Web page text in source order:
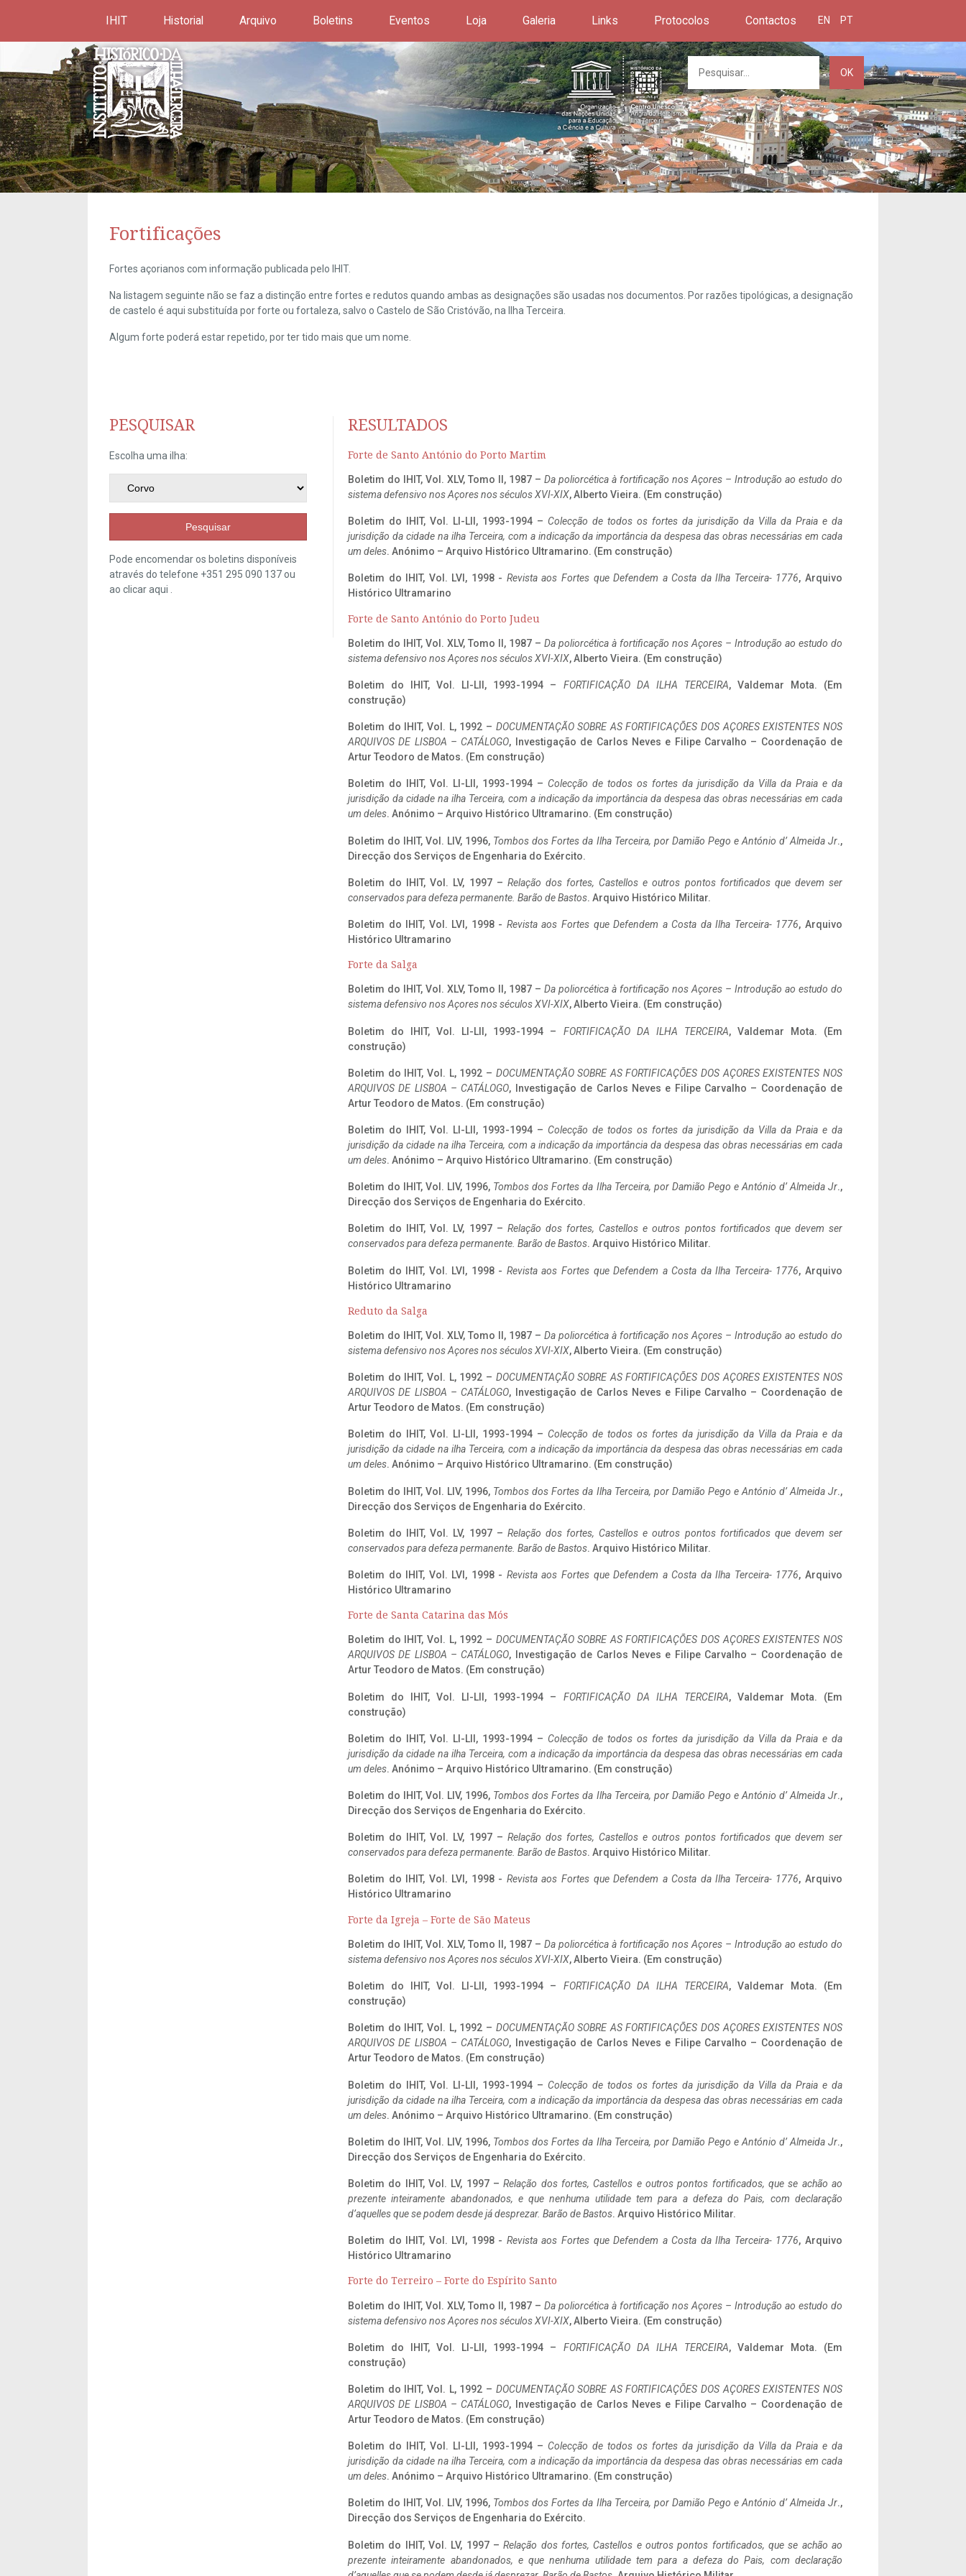
IHIT Historial Arquivo Boletins Eventos Loja Galeria Links Protocolos Contactos EN PT
OK
Fortificações
Fortes açorianos com informação publicada pelo IHIT.
Na listagem seguinte não se faz a distinção entre fortes e redutos quando ambas as designações são usadas nos documentos. Por razões tipológicas, a designação
de castelo é aqui substituída por forte ou fortaleza, salvo o Castelo de São Cristóvão, na Ilha Terceira.
Algum forte poderá estar repetido, por ter tido mais que um nome.
PESQUISAR
Escolha uma ilha:
Pesquisar
Pode encomendar os boletins disponíveis
através do telefone +351 295 090 137 ou
ao clicaraqui
RESULTADOS
Forte de Santo António do Porto Martim
Boletim do IHIT, Vol. XLV, Tomo II, 1987 – Da poliorcética à fortificação nos Açores – Introdução ao estudo do
sistema defensivo nos Açores nos séculos XVI-XIX, Alberto Vieira. (Em construção)
Boletim do IHIT, Vol. LI-LII, 1993-1994 – Colecção de todos os fortes da jurisdição da Villa da Praia e da
jurisdição da cidade na ilha Terceira, com a indicação da importância da despesa das obras necessárias em cada
um deles. Anónimo – Arquivo Histórico Ultramarino. (Em construção)
Boletim do IHIT, Vol. LVI, 1998 - Revista aos Fortes que Defendem a Costa da Ilha Terceira- 1776, Arquivo
Histórico Ultramarino
Forte de Santo António do Porto Judeu
Boletim do IHIT, Vol. XLV, Tomo II, 1987 – Da poliorcética à fortificação nos Açores – Introdução ao estudo do
sistema defensivo nos Açores nos séculos XVI-XIX, Alberto Vieira. (Em construção)
Boletim do IHIT, Vol. LI-LII, 1993-1994 – FORTIFICAÇÃO DA ILHA TERCEIRA, Valdemar Mota. (Em
construção)
Boletim do IHIT, Vol. L, 1992 – DOCUMENTAÇÃO SOBRE AS FORTIFICAÇÕES DOS AÇORES EXISTENTES NOS
ARQUIVOS DE LISBOA – CATÁLOGO, Investigação de Carlos Neves e Filipe Carvalho – Coordenação de
Artur Teodoro de Matos. (Em construção)
Boletim do IHIT, Vol. LI-LII, 1993-1994 – Colecção de todos os fortes da jurisdição da Villa da Praia e da
jurisdição da cidade na ilha Terceira, com a indicação da importância da despesa das obras necessárias em cada
um deles. Anónimo – Arquivo Histórico Ultramarino. (Em construção)
Boletim do IHIT, Vol. LIV, 1996, Tombos dos Fortes da Ilha Terceira, por Damião Pego e António d’ Almeida Jr.,
Direcção dos Serviços de Engenharia do Exército.
Boletim do IHIT, Vol. LV, 1997 – Relação dos fortes, Castellos e outros pontos fortificados que devem ser
conservados para defeza permanente. Barão de Bastos. Arquivo Histórico Militar.
Boletim do IHIT, Vol. LVI, 1998 - Revista aos Fortes que Defendem a Costa da Ilha Terceira- 1776, Arquivo
Histórico Ultramarino
Forte da Salga
Boletim do IHIT, Vol. XLV, Tomo II, 1987 – Da poliorcética à fortificação nos Açores – Introdução ao estudo do
sistema defensivo nos Açores nos séculos XVI-XIX, Alberto Vieira. (Em construção)
Boletim do IHIT, Vol. LI-LII, 1993-1994 – FORTIFICAÇÃO DA ILHA TERCEIRA, Valdemar Mota. (Em
construção)
Boletim do IHIT, Vol. L, 1992 – DOCUMENTAÇÃO SOBRE AS FORTIFICAÇÕES DOS AÇORES EXISTENTES NOS
ARQUIVOS DE LISBOA – CATÁLOGO, Investigação de Carlos Neves e Filipe Carvalho – Coordenação de
Artur Teodoro de Matos. (Em construção)
Boletim do IHIT, Vol. LI-LII, 1993-1994 – Colecção de todos os fortes da jurisdição da Villa da Praia e da
jurisdição da cidade na ilha Terceira, com a indicação da importância da despesa das obras necessárias em cada
um deles. Anónimo – Arquivo Histórico Ultramarino. (Em construção)
Boletim do IHIT, Vol. LIV, 1996, Tombos dos Fortes da Ilha Terceira, por Damião Pego e António d’ Almeida Jr.,
Direcção dos Serviços de Engenharia do Exército.
Boletim do IHIT, Vol. LV, 1997 – Relação dos fortes, Castellos e outros pontos fortificados que devem ser
conservados para defeza permanente. Barão de Bastos. Arquivo Histórico Militar.
Boletim do IHIT, Vol. LVI, 1998 - Revista aos Fortes que Defendem a Costa da Ilha Terceira- 1776, Arquivo
Histórico Ultramarino
Reduto da Salga
Boletim do IHIT, Vol. XLV, Tomo II, 1987 – Da poliorcética à fortificação nos Açores – Introdução ao estudo do
sistema defensivo nos Açores nos séculos XVI-XIX, Alberto Vieira. (Em construção)
Boletim do IHIT, Vol. L, 1992 – DOCUMENTAÇÃO SOBRE AS FORTIFICAÇÕES DOS AÇORES EXISTENTES NOS
ARQUIVOS DE LISBOA – CATÁLOGO, Investigação de Carlos Neves e Filipe Carvalho – Coordenação de
Artur Teodoro de Matos. (Em construção)
Boletim do IHIT, Vol. LI-LII, 1993-1994 – Colecção de todos os fortes da jurisdição da Villa da Praia e da
jurisdição da cidade na ilha Terceira, com a indicação da importância da despesa das obras necessárias em cada
um deles. Anónimo – Arquivo Histórico Ultramarino. (Em construção)
Boletim do IHIT, Vol. LIV, 1996, Tombos dos Fortes da Ilha Terceira, por Damião Pego e António d’ Almeida Jr.,
Direcção dos Serviços de Engenharia do Exército.
Boletim do IHIT, Vol. LV, 1997 – Relação dos fortes, Castellos e outros pontos fortificados que devem ser
conservados para defeza permanente. Barão de Bastos. Arquivo Histórico Militar.
Boletim do IHIT, Vol. LVI, 1998 - Revista aos Fortes que Defendem a Costa da Ilha Terceira- 1776, Arquivo
Histórico Ultramarino
Forte de Santa Catarina das Mós
Boletim do IHIT, Vol. L, 1992 – DOCUMENTAÇÃO SOBRE AS FORTIFICAÇÕES DOS AÇORES EXISTENTES NOS
ARQUIVOS DE LISBOA – CATÁLOGO, Investigação de Carlos Neves e Filipe Carvalho – Coordenação de
Artur Teodoro de Matos. (Em construção)
Boletim do IHIT, Vol. LI-LII, 1993-1994 – FORTIFICAÇÃO DA ILHA TERCEIRA, Valdemar Mota. (Em
construção)
Boletim do IHIT, Vol. LI-LII, 1993-1994 – Colecção de todos os fortes da jurisdição da Villa da Praia e da
jurisdição da cidade na ilha Terceira, com a indicação da importância da despesa das obras necessárias em cada
um deles. Anónimo – Arquivo Histórico Ultramarino. (Em construção)
Boletim do IHIT, Vol. LIV, 1996, Tombos dos Fortes da Ilha Terceira, por Damião Pego e António d’ Almeida Jr.,
Direcção dos Serviços de Engenharia do Exército.
Boletim do IHIT, Vol. LV, 1997 – Relação dos fortes, Castellos e outros pontos fortificados que devem ser
conservados para defeza permanente. Barão de Bastos. Arquivo Histórico Militar.
Boletim do IHIT, Vol. LVI, 1998 - Revista aos Fortes que Defendem a Costa da Ilha Terceira- 1776, Arquivo
Histórico Ultramarino
Forte da Igreja – Forte de São Mateus
Boletim do IHIT, Vol. XLV, Tomo II, 1987 – Da poliorcética à fortificação nos Açores – Introdução ao estudo do
sistema defensivo nos Açores nos séculos XVI-XIX, Alberto Vieira. (Em construção)
Boletim do IHIT, Vol. LI-LII, 1993-1994 – FORTIFICAÇÃO DA ILHA TERCEIRA, Valdemar Mota. (Em
construção)
Boletim do IHIT, Vol. L, 1992 – DOCUMENTAÇÃO SOBRE AS FORTIFICAÇÕES DOS AÇORES EXISTENTES NOS
ARQUIVOS DE LISBOA – CATÁLOGO, Investigação de Carlos Neves e Filipe Carvalho – Coordenação de
Artur Teodoro de Matos. (Em construção)
Boletim do IHIT, Vol. LI-LII, 1993-1994 – Colecção de todos os fortes da jurisdição da Villa da Praia e da
jurisdição da cidade na ilha Terceira, com a indicação da importância da despesa das obras necessárias em cada
um deles. Anónimo – Arquivo Histórico Ultramarino. (Em construção)
Boletim do IHIT, Vol. LIV, 1996, Tombos dos Fortes da Ilha Terceira, por Damião Pego e António d’ Almeida Jr.,
Direcção dos Serviços de Engenharia do Exército.
Boletim do IHIT, Vol. LV, 1997 –Relação dos fortes, Castellos e outros pontos fortificados, que se achão ao
prezente inteiramente abandonados, e que nenhuma utilidade tem para a defeza do Pais, com declaração
d’aquelles que se podem desde já desprezar. Barão de Bastos. Arquivo Histórico Militar.
Boletim do IHIT, Vol. LVI, 1998 - Revista aos Fortes que Defendem a Costa da Ilha Terceira- 1776, Arquivo
Histórico Ultramarino
Forte do Terreiro – Forte do Espírito Santo
Boletim do IHIT, Vol. XLV, Tomo II, 1987 – Da poliorcética à fortificação nos Açores – Introdução ao estudo do
sistema defensivo nos Açores nos séculos XVI-XIX, Alberto Vieira. (Em construção)
Boletim do IHIT, Vol. LI-LII, 1993-1994 – FORTIFICAÇÃO DA ILHA TERCEIRA, Valdemar Mota. (Em
construção)
Boletim do IHIT, Vol. L, 1992 – DOCUMENTAÇÃO SOBRE AS FORTIFICAÇÕES DOS AÇORES EXISTENTES NOS
ARQUIVOS DE LISBOA – CATÁLOGO, Investigação de Carlos Neves e Filipe Carvalho – Coordenação de
Artur Teodoro de Matos. (Em construção)
Boletim do IHIT, Vol. LI-LII, 1993-1994 – Colecção de todos os fortes da jurisdição da Villa da Praia e da
jurisdição da cidade na ilha Terceira, com a indicação da importância da despesa das obras necessárias em cada
um deles. Anónimo – Arquivo Histórico Ultramarino. (Em construção)
Boletim do IHIT, Vol. LIV, 1996, Tombos dos Fortes da Ilha Terceira, por Damião Pego e António d’ Almeida Jr.,
Direcção dos Serviços de Engenharia do Exército.
Boletim do IHIT, Vol. LV, 1997 –Relação dos fortes, Castellos e outros pontos fortificados, que se achão ao
prezente inteiramente abandonados, e que nenhuma utilidade tem para a defeza do Pais, com declaração